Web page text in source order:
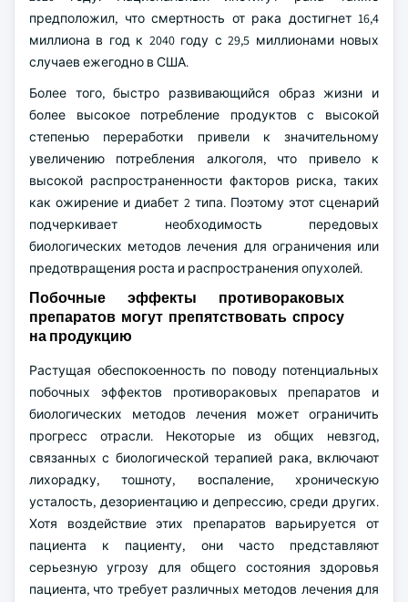
предположил, что смертность от рака достигнет 16,4
миллиона в год к 2040 году с 29,5 миллионами новых
случаев ежегодно в США.
Более того, быстро развивающийся образ жизни и
более высокое потребление продуктов с высокой
степенью переработки привели к значительному
увеличению потребления алкоголя, что привело к
высокой распространенности факторов риска, таких
как ожирение и диабет 2 типа. Поэтому этот сценарий
подчеркивает необходимость передовых
биологических методов лечения для ограничения или
предотвращения роста и распространения опухолей.
Побочные эффекты противораковых
препаратов могут препятствовать спросу
на продукцию
Растущая обеспокоенность по поводу потенциальных
побочных эффектов противораковых препаратов и
биологических методов лечения может ограничить
прогресс отрасли. Некоторые из общих невзгод,
связанных с биологической терапией рака, включают
лихорадку, тошноту, воспаление, хроническую
усталость, дезориентацию и депрессию, среди других.
Хотя воздействие этих препаратов варьируется от
пациента к пациенту, они часто представляют
серьезную угрозу для общего состояния здоровья
пациента, что требует различных методов лечения для